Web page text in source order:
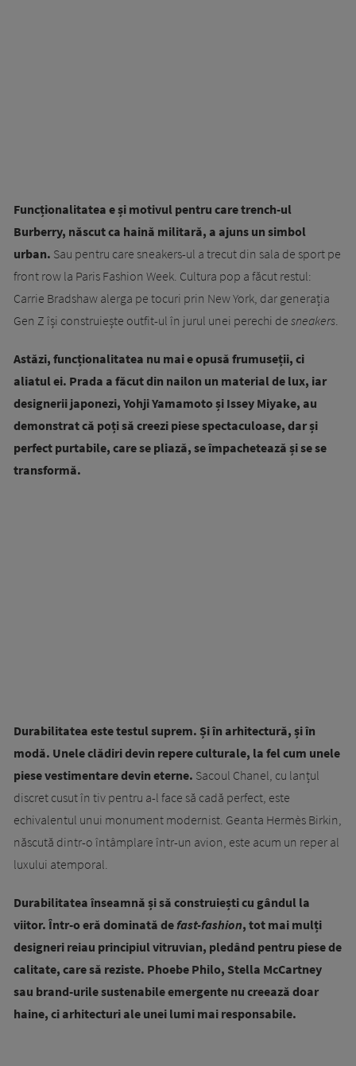
Funcționalitatea e și motivul pentru care trench-ul
Burberry, născut ca haină militară, a ajuns un simbol
urban. Sau pentru care sneakers-ul a trecut din sala de sport pe
front row la Paris Fashion Week. Cultura pop a făcut restul:
Carrie Bradshaw alerga pe tocuri prin New York, dar generația
Gen Z își construiește outfit-ul în jurul unei perechi de sneakers.
Astăzi, funcționalitatea nu mai e opusă frumuseții, ci
aliatul ei. Prada a făcut din nailon un material de lux, iar
designerii japonezi, Yohji Yamamoto și Issey Miyake, au
demonstrat că poți să creezi piese spectaculoase, dar și
perfect purtabile, care se pliază, se împachetează și se se
transformă.
Durabilitatea este testul suprem. Și în arhitectură, și în
modă. Unele clădiri devin repere culturale, la fel cum unele
piese vestimentare devin eterne. Sacoul Chanel, cu lanțul
discret cusut în tiv pentru a-l face să cadă perfect, este
echivalentul unui monument modernist. Geanta Hermès Birkin,
născută dintr-o întâmplare într-un avion, este acum un reper al
luxului atemporal.
Durabilitatea înseamnă și să construiești cu gândul la
viitor. Într-o eră dominată defast-fashion, tot mai mulți
designeri reiau principiul vitruvian, pledând pentru piese de
calitate, care să reziste. Phoebe Philo, Stella McCartney
sau brand-urile sustenabile emergente nu creează doar
haine, ci arhitecturi ale unei lumi mai responsabile.